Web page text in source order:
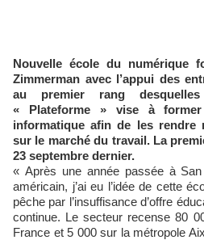
Nouvelle école du numérique
Zimmerman avec l’appui des
au premier rang
« Plateforme » vise à
informatique afin de les rendre
sur le marché du travail. La
23 septembre dernier.
« Après une année passée à
américain, j’ai eu l’idée de cette
pêche par l’insuffisance d’offre
continue. Le secteur recense 80
France et 5 000 sur la métropole